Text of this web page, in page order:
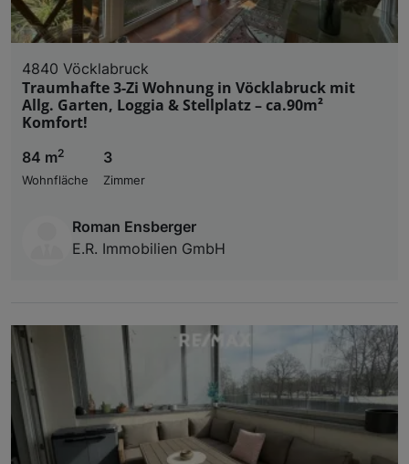
4840 Vöcklabruck
Traumhafte 3-Zi Wohnung in Vöcklabruck mit
Allg. Garten, Loggia & Stellplatz – ca.90m²
Komfort!
84 m2
Wohnfläche
3
Zimmer
Roman Ensberger
E.R. Immobilien GmbH